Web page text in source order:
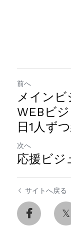
前へ
メインビ
WEBビ
日1人ず
次へ
応援ビジ
サイトへ戻る